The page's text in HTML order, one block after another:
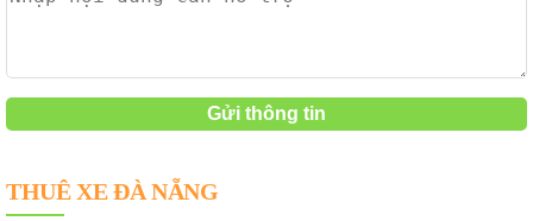
THUÊ XE ĐÀ NẴNG